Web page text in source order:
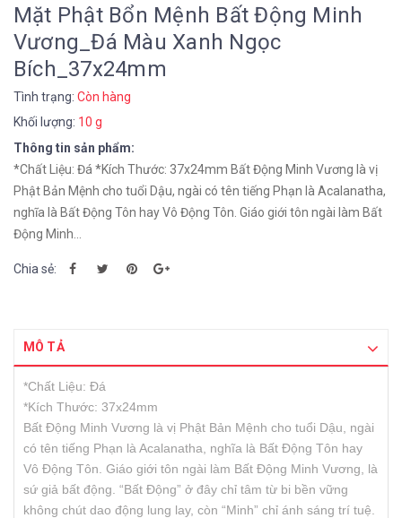
Mặt Phật Bổn Mệnh Bất Động Minh
Vương_Đá Màu Xanh Ngọc
Bích_37x24mm
Tình trạng: Còn hàng
Khối lượng: 10 g
Thông tin sản phẩm:
*Chất Liệu: Đá *Kích Thước: 37x24mm Bất Động Minh Vương là vị
Phật Bản Mệnh cho tuổi Dậu, ngài có tên tiếng Phạn là Acalanatha,
nghĩa là Bất Động Tôn hay Vô Động Tôn. Giáo giới tôn ngài làm Bất
Động Minh...
Chia sẻ:
MÔ TẢ
*Chất Liệu: Đá
*Kích Thước: 37x24mm
Bất Động Minh Vương là vị Phật Bản Mệnh cho tuổi Dậu, ngài
có tên tiếng Phạn là Acalanatha, nghĩa là Bất Động Tôn hay
Vô Động Tôn. Giáo giới tôn ngài làm Bất Động Minh Vương, là
sứ giả bất động. “Bất Động” ở đây chỉ tâm từ bi bền vững
không chút dao động lung lay, còn “Minh” chỉ ánh sáng trí tuệ.